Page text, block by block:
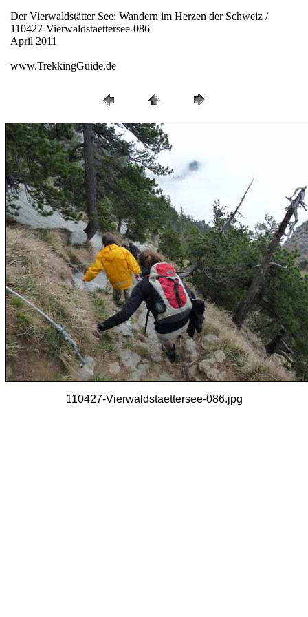
Der Vierwaldstätter See: Wandern im Herzen der Schweiz /
110427-Vierwaldstaettersee-086
April 2011
www.TrekkingGuide.de
110427-Vierwaldstaettersee-086.jpg